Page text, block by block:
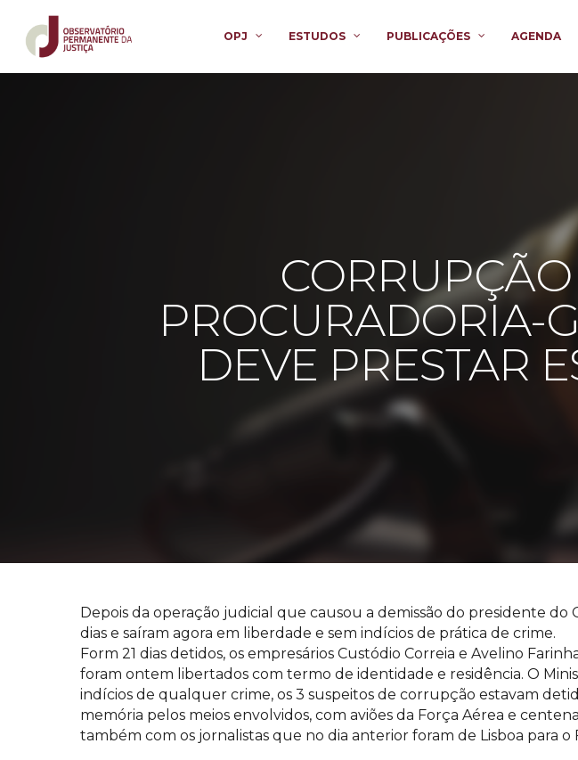
OPJ ESTUDOS PUBLICAÇÕES AGENDA
PROCURADORIA-
DEVE PRESTAR
Depois da operação judicial que causou a demissão do presidente
dias e saíram agora em liberdade e sem indícios de prática de crime.
Form 21 dias detidos, os empresários Custódio Correia e Avelino
foram ontem libertados com termo de identidade e residência. O
indícios de qualquer crime, os 3 suspeitos de corrupção estavam
memória pelos meios envolvidos, com aviões da Força Aérea e
também com os jornalistas que no dia anterior foram de Lisboa para